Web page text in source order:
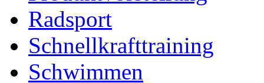
Radsport
Schnellkrafttraining
Schwimmen